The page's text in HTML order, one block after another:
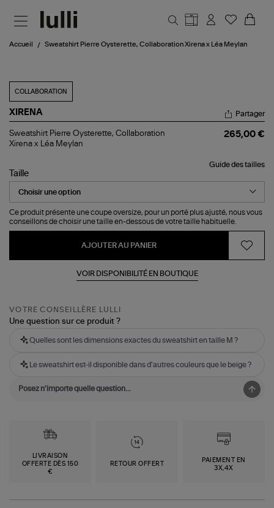
Accueil Sweatshirt Pierre Oysterette, Collaboration Xirena x Léa Meylan
COLLABORATION
XIRENA
Sweatshirt
Pierre
Xirena
x
Léa
Partager
Sweatshirt Pierre Oysterette, Collaboration
Xirena x Léa Meylan
265,00 €
Guide des tailles
Taille
Ce produit présente une coupe oversize, pour un porté plus ajusté, nous vous
conseillons de choisir une taille en-dessous de votre taille habituelle.
AJOUTER AU PANIER
VOIR DISPONIBILITÉ EN BOUTIQUE
VOTRE CONSEILLÈRE LULLI
Une question sur ce produit ?
Quelles sont les dimensions exactes du sweatshirt en taille M ?
Le sweatshirt est-il disponible dans d'autres couleurs que le beige ?
LIVRAISON
OFFERTE DÈS 150
€
RETOUR OFFERT
PAIEMENT EN
3X,4X